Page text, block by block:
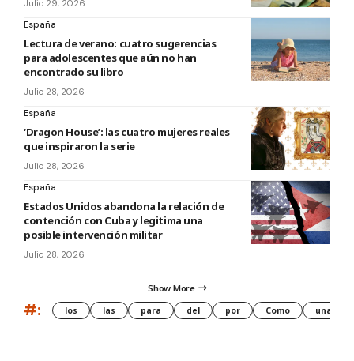
Julio 29, 2026
España
Lectura de verano: cuatro sugerencias
para adolescentes que aún no han
encontrado su libro
Julio 28, 2026
España
‘Dragon House’: las cuatro mujeres reales
que inspiraron la serie
Julio 28, 2026
España
Estados Unidos abandona la relación de
contención con Cuba y legitima una
posible intervención militar
Julio 28, 2026
Show More
#: los las para del por Como una